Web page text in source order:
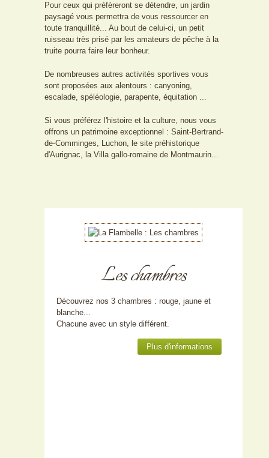
Pour ceux qui préfèreront se détendre, un jardin
paysagé vous permettra de vous ressourcer en
toute tranquillité... Au bout de celui-ci, un petit
ruisseau très prisé par les amateurs de pêche à la
truite pourra faire leur bonheur.
De nombreuses autres activités sportives vous
sont proposées aux alentours : canyoning,
escalade, spéléologie, parapente, équitation ...
Si vous préférez l'histoire et la culture, nous vous
offrons un patrimoine exceptionnel : Saint-Bertrand-
de-Comminges, Luchon, le site préhistorique
d'Aurignac, la Villa gallo-romaine de Montmaurin...
Les chambres
Découvrez nos 3 chambres : rouge, jaune et
blanche...
Chacune avec un style différent.
Plus d'informations